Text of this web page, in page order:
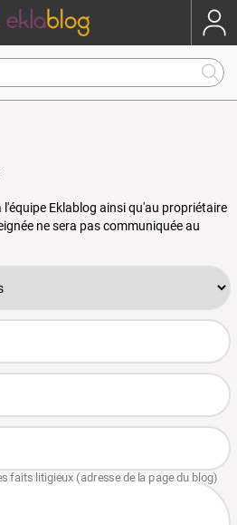
Eklablog ainsi qu'au propriétaire
ne sera pas communiquée au